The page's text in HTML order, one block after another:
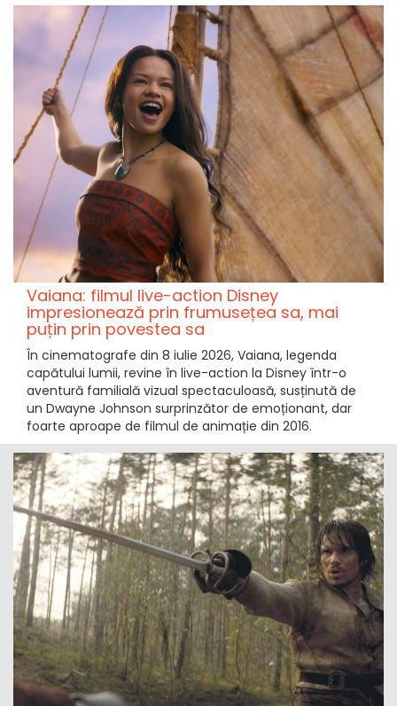
Vaiana: filmul live-action Disney
impresionează prin frumusețea sa, mai
puțin prin povestea sa
În cinematografe din 8 iulie 2026, Vaiana, legenda
capătului lumii, revine în live-action la Disney într-o
aventură familială vizual spectaculoasă, susținută de
un Dwayne Johnson surprinzător de emoționant, dar
foarte aproape de filmul de animație din 2016.